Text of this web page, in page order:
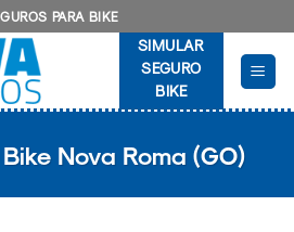
PARA BIKE
SIMULAR
SEGURO
BIKE
Nova Roma (GO)